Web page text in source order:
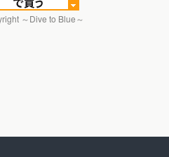
～Dive to Blue～